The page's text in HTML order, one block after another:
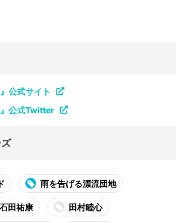
公式サイト
』公式Twitter
雨を告げる漂流団地
石田祐康 田村睦心